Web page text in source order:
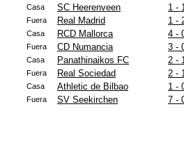
Casa SC Heerenveen 1 -
Fuera Real Madrid 1 -
Casa RCD Mallorca 4 -
Fuera CD Numancia 3 -
Casa Panathinaikos FC 2 -
Fuera Real Sociedad 2 -
Casa Athletic de Bilbao 1 -
Fuera SV Seekirchen 7 -